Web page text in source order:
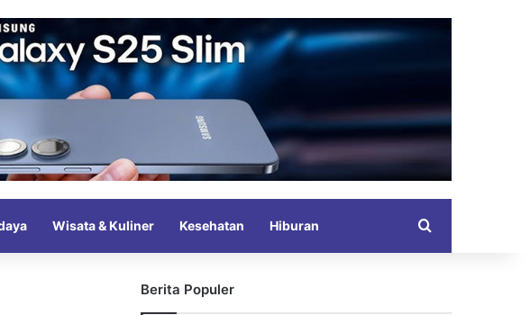
Wisata & Kuliner Kesehatan Hiburan
Berita Populer